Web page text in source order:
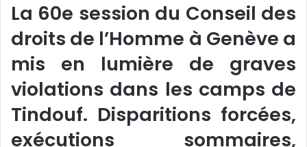
La 60e session du Conseil des
droits de l’Homme à Genève a
mis en lumière de graves
violations dans les camps de
Tindouf. Disparitions forcées,
exécutions sommaires,